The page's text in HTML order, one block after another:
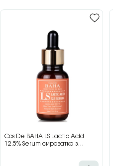
Cos De BAHA LS Lactic Acid
12.5% Serum сироватка з